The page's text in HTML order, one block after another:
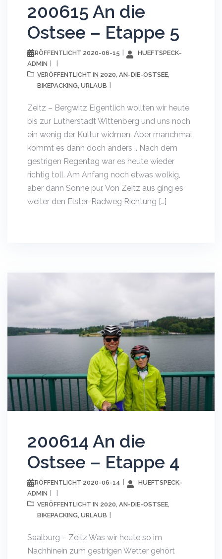
200615 An die
Ostsee – Etappe 5
VERÖFFENTLICHT 2020-06-15
HUEFTSPECK-
ADMIN
VERÖFFENTLICHT IN 2020, AN-DIE-OSTSEE,
BIKEPACKING, URLAUB
Zeitz – Bergwitz Eigentlich wollten wir heute
bis zur Lutherstadt Wittenberg und uns noch
ein wenig der Kultur widmen. Aber manchmal
kommt es dann doch anders .. Nach dem
gestrigen Regentag war es heute wieder
richtig toll. Am Anfang noch etwas wolkig,
aber dann Sonne pur. Von Zeitz aus ging es
weiter den Elster-Radweg Richtung […]
200614 An die
Ostsee – Etappe 4
VERÖFFENTLICHT 2020-06-14
HUEFTSPECK-
ADMIN
VERÖFFENTLICHT IN 2020, AN-DIE-OSTSEE,
BIKEPACKING, URLAUB
Saalburg – Zeitz Was wir heute so im
Nachhinein zum gestrigen Wetter gehört